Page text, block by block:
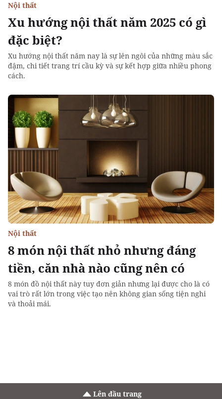
Xu hướng nội thất năm 2025 có gì
đặc biệt?
Nội thất
Xu hướng nội thất năm nay là sự lên ngôi của những màu sắc
đậm, chi tiết trang trí cầu kỳ và sự kết hợp giữa nhiều phong
cách.
8 món nội thất nhỏ nhưng đáng
tiền, căn nhà nào cũng nên có
Nội thất
8 món đồ nội thất này tuy đơn giản nhưng lại được cho là có
vai trò rất lớn trong việc tạo nên không gian sống tiện nghi
và thoải mái.
Lên đầu trang